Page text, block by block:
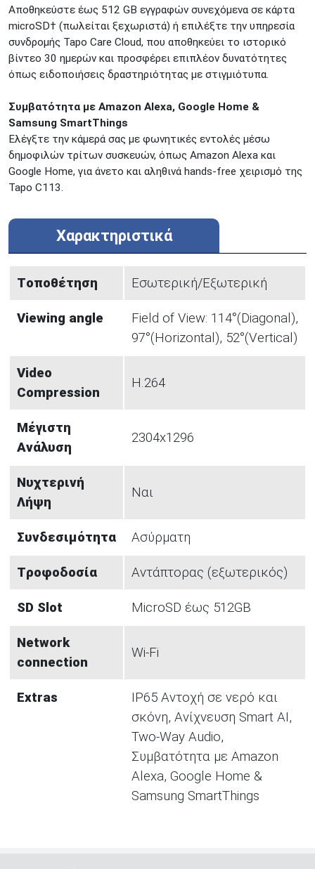
Αποθηκεύστε έως 512 GB εγγραφών συνεχόμενα σε κάρτα
microSD† (πωλείται ξεχωριστά) ή επιλέξτε την υπηρεσία
συνδρομής Tapo Care Cloud, που αποθηκεύει το ιστορικό
βίντεο 30 ημερών και προσφέρει επιπλέον δυνατότητες
όπως ειδοποιήσεις δραστηριότητας με στιγμιότυπα.
Συμβατότητα με Amazon Alexa, Google Home &
Samsung SmartThings
Ελέγξτε την κάμερά σας με φωνητικές εντολές μέσω
δημοφιλών τρίτων συσκευών, όπως Amazon Alexa και
Google Home, για άνετο και αληθινά hands-free χειρισμό της
Tapo C113.
Χαρακτηριστικά
Tοποθέτηση Εσωτερική/Εξωτερική
Viewing angle
Field of View: 114°(Diagonal),
97°(Horizontal), 52°(Vertical)
Video
Compression
H.264
Μέγιστη
Ανάλυση
2304x1296
Νυχτερινή
Λήψη
Ναι
Συνδεσιμότητα Ασύρματη
Tροφοδοσία Αντάπτορας (εξωτερικός)
SD Slot MicroSD έως 512GB
Network
connection
Wi-Fi
Extras
IP65 Αντοχή σε νερό και
σκόνη, Aνίχνευση Smart AI,
Two-Way Audio,
Συμβατότητα με Amazon
Alexa, Google Home &
Samsung SmartThings